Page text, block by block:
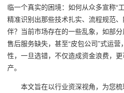
临一个真实的困境：如何从众多宣称“
精准识别出那些技术扎实、流程规范
伴？当前市场存在的一些乱象，如部分
售后服务缺失，甚至“皮包公司”式运
性，一旦选错，不仅造成资金浪费，
产。
本文旨在以行业资深视角，为您梳